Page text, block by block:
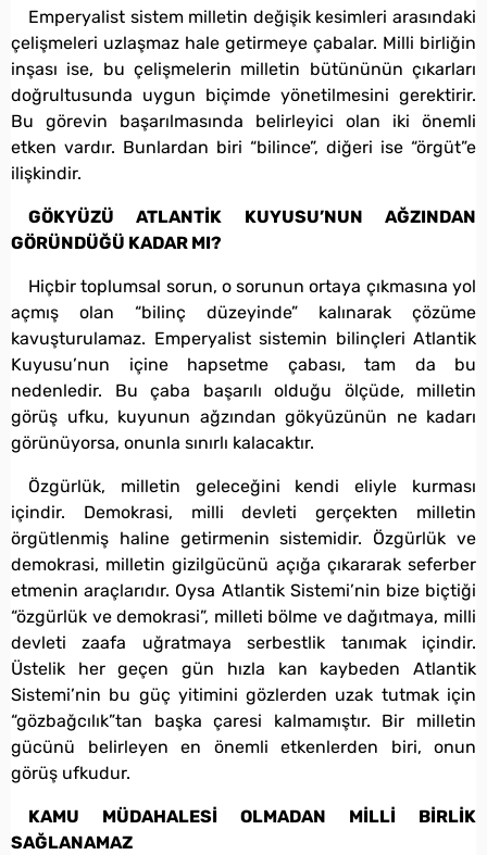
Emperyalist sistem milletin değişik kesimleri arasındaki
çelişmeleri uzlaşmaz hale getirmeye çabalar. Milli birliğin
inşası ise, bu çelişmelerin milletin bütününün çıkarları
doğrultusunda uygun biçimde yönetilmesini gerektirir.
Bu görevin başarılmasında belirleyici olan iki önemli
etken vardır. Bunlardan biri “bilince”, diğeri ise “örgüt”e
ilişkindir.
GÖKYÜZÜ ATLANTİK KUYUSU’NUN AĞZINDAN
GÖRÜNDÜĞÜ KADAR MI?
Hiçbir toplumsal sorun, o sorunun ortaya çıkmasına yol
açmış olan “bilinç düzeyinde” kalınarak çözüme
kavuşturulamaz. Emperyalist sistemin bilinçleri Atlantik
Kuyusu’nun içine hapsetme çabası, tam da bu
nedenledir. Bu çaba başarılı olduğu ölçüde, milletin
görüş ufku, kuyunun ağzından gökyüzünün ne kadarı
görünüyorsa, onunla sınırlı kalacaktır.
Özgürlük, milletin geleceğini kendi eliyle kurması
içindir. Demokrasi, milli devleti gerçekten milletin
örgütlenmiş haline getirmenin sistemidir. Özgürlük ve
demokrasi, milletin gizilgücünü açığa çıkararak seferber
etmenin araçlarıdır. Oysa Atlantik Sistemi’nin bize biçtiği
“özgürlük ve demokrasi”, milleti bölme ve dağıtmaya, milli
devleti zaafa uğratmaya serbestlik tanımak içindir.
Üstelik her geçen gün hızla kan kaybeden Atlantik
Sistemi’nin bu güç yitimini gözlerden uzak tutmak için
“gözbağcılık”tan başka çaresi kalmamıştır. Bir milletin
gücünü belirleyen en önemli etkenlerden biri, onun
görüş ufkudur.
KAMU MÜDAHALESİ OLMADAN MİLLİ BİRLİK
SAĞLANAMAZ